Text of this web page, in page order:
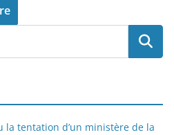
la tentation d’un ministère de la